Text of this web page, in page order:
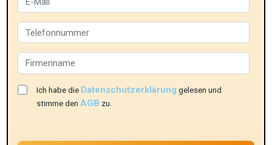
Ich habe die Datenschutzerklärung gelesen und
stimme denAGB zu.